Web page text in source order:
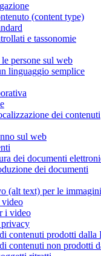
(content type)
e tassonomie
persone sul web
linguaggio semplice
dei contenuti
sul web
dei documenti
dei documenti
(alt text) per le immagini
i video
privacy
contenuti prodotti dalla
contenuti non prodotti